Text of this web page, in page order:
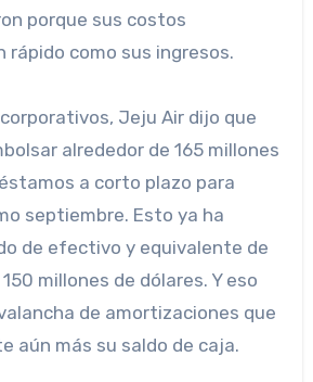
porque sus costos
como sus ingresos.
Jeju Air dijo que
alrededor de 165 millones
a corto plazo para
septiembre. Esto ya ha
de efectivo y equivalente de
millones de dólares. Y eso
de amortizaciones que
aún más su saldo de caja.